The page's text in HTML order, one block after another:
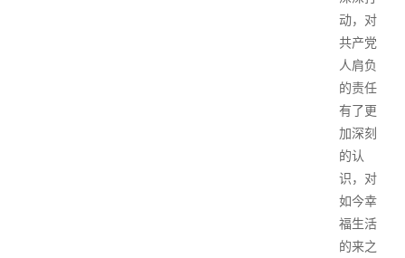
动，对
共产党
人肩负
的责任
有了更
加深刻
的认
识，对
如今幸
福生活
的来之